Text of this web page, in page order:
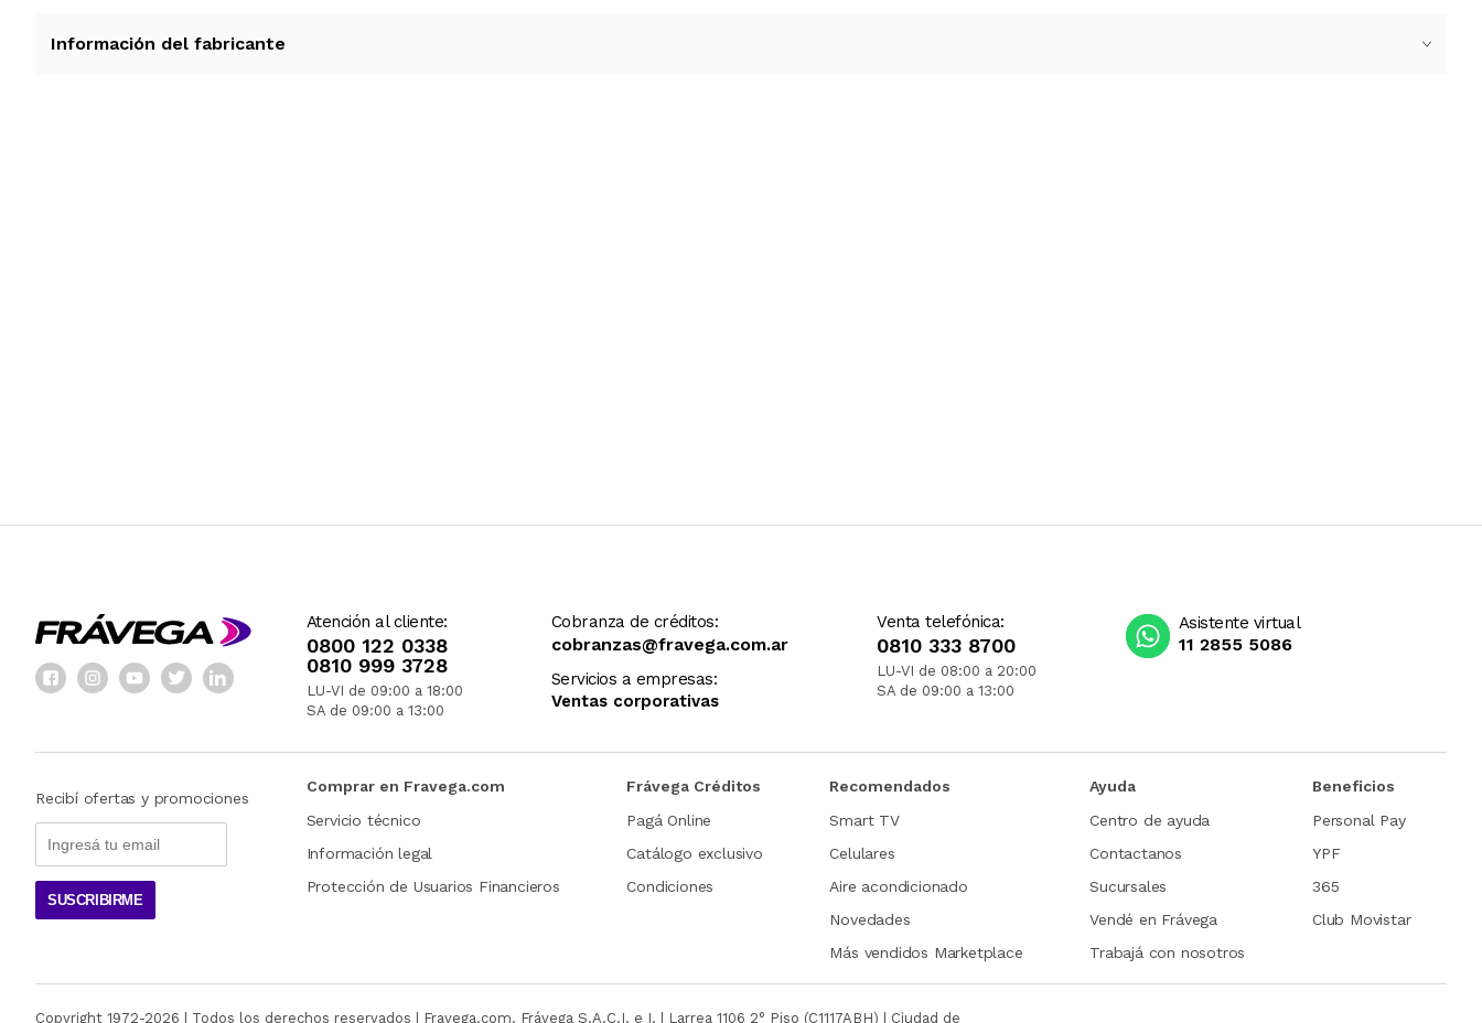
Información del fabricante
Atención al cliente:
0800 122 0338
0810 999 3728
LU-VI de 09:00 a 18:00
SA de 09:00 a 13:00
Cobranza de créditos:
cobranzas@fravega.com.ar
Servicios a empresas:
Ventas corporativas
Venta telefónica:
0810 333 8700
LU-VI de 08:00 a 20:00
SA de 09:00 a 13:00
Asistente virtual
11 2855 5086
Recibí ofertas y promociones
SUSCRIBIRME
Comprar en Fravega.com
Servicio técnico
Información legal
Protección de Usuarios Financieros
Frávega Créditos
Pagá Online
Catálogo exclusivo
Condiciones
Recomendados
Smart TV
Celulares
Aire acondicionado
Novedades
Más vendidos Marketplace
Ayuda
Centro de ayuda
Contactanos
Sucursales
Vendé en Frávega
Trabajá con nosotros
Beneficios
Personal Pay
YPF
365
Club Movistar
Copyright 1972-2026 | Todos los derechos reservados | Fravega.com. Frávega S.A.C.I. e I. | Larrea 1106 2° Piso (C1117ABH) | Ciudad de